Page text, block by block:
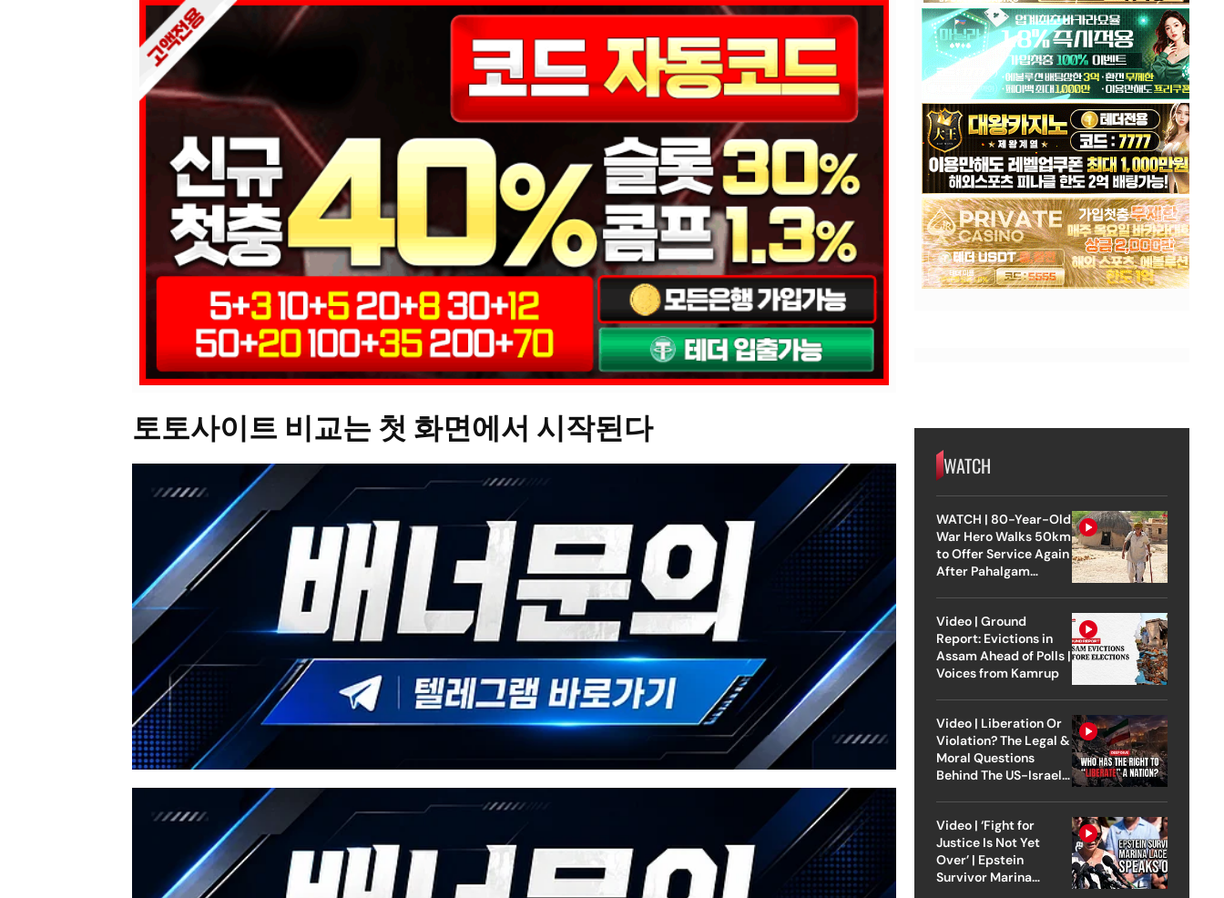
토토사이트 비교는 첫 화면에서 시작된다
WATCH
WATCH | 80-Year-Old
War Hero Walks 50km
to Offer Service Again
After Pahalgam
Video | Ground
Report: Evictions in
Assam Ahead of Polls |
Voices from Kamrup
Video | Liberation Or
Violation? The Legal &
Moral Questions
Behind The US-Israel
Video | ‘Fight for
Justice Is Not Yet
Over’ | Epstein
Survivor Marina